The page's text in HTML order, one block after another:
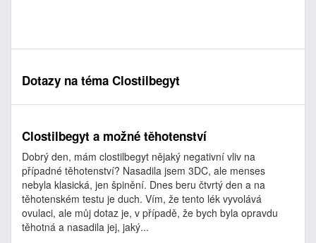
Dotazy na téma Clostilbegyt
Clostilbegyt a možné těhotenství
Dobrý den, mám clostilbegyt nějaký negativní vliv na
případné těhotenství? Nasadila jsem 3DC, ale menses
nebyla klasická, jen špinění. Dnes beru čtvrtý den a na
těhotenském testu je duch. Vím, že tento lék vyvolává
ovulaci, ale můj dotaz je, v případě, že bych byla opravdu
těhotná a nasadila jej, jaký...